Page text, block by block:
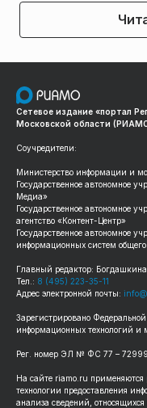
Сетевое издание «портал
Московской области
Соучредители:
Министерство информации и
Государственное автономное
Медиа»
Государственное автономное
агентство «Контент-Центр»
Государственное автономное
информационных систем
Главный редактор: Богдашкина
Тел.: 8 (495) 223-35-11
Адрес электронной почты:
Зарегистрировано Федеральной
информационных технологий
Рег. номер ЭЛ № ФС 77 –
На сайте riamo.ru применяются
технологии предоставления
анализа сведений,